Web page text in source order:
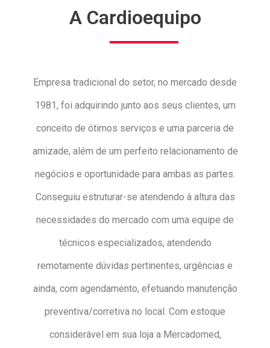
A Cardioequipo
Empresa tradicional do setor, no mercado desde
1981, foi adquirindo junto aos seus clientes, um
conceito de ótimos serviços e uma parceria de
amizade, além de um perfeito relacionamento de
negócios e oportunidade para ambas as partes.
Conseguiu estruturar-se atendendo à altura das
necessidades do mercado com uma equipe de
técnicos especializados, atendendo
remotamente dúvidas pertinentes, urgências e
ainda, com agendamento, efetuando manutenção
preventiva/corretiva no local. Com estoque
considerável em sua loja a Mercadomed,